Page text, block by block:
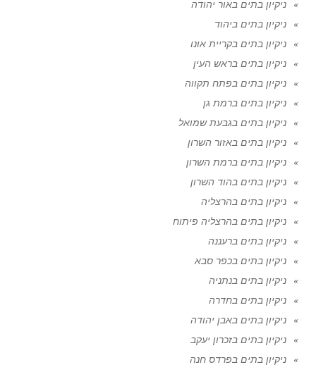
ניקיון בתים באור יהודה
ניקיון בתים ביהוד
ניקיון בתים בקריית אונו
ניקיון בתים בראש העין
ניקיון בתים בפתח תקווה
ניקיון בתים ברמת גן
ניקיון בתים בגבעת שמואל
ניקיון בתים באזור השרון
ניקיון בתים ברמת השרון
ניקיון בתים בהוד השרון
ניקיון בתים בהרצליה
ניקיון בתים בהרצליה פיתוח
ניקיון בתים ברעננה
ניקיון בתים בכפר סבא
ניקיון בתים בנתניה
ניקיון בתים בחדרה
ניקיון בתים באבן יהודה
ניקיון בתים בזכרון יעקב
ניקיון בתים בפרדס חנה